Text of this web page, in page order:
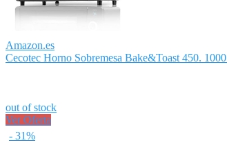
Amazon.es
Cecotec Horno Sobremesa Bake&Toast 450.
out of stock
Ver Oferta
- 31%